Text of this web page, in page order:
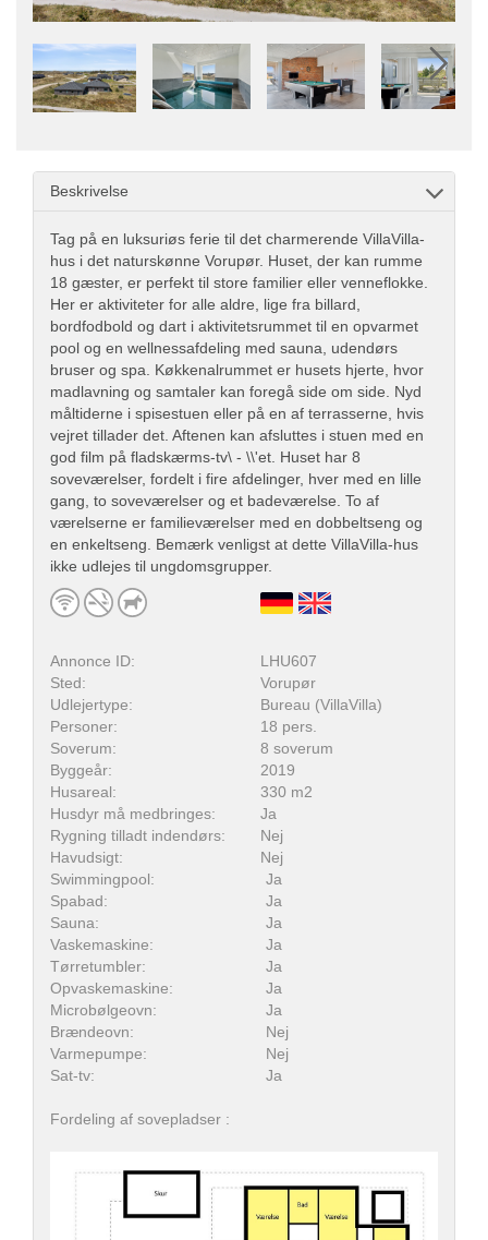
Beskrivelse
Tag på en luksuriøs ferie til det charmerende VillaVilla-
hus i det naturskønne Vorupør. Huset, der kan rumme
18 gæster, er perfekt til store familier eller venneflokke.
Her er aktiviteter for alle aldre, lige fra billard,
bordfodbold og dart i aktivitetsrummet til en opvarmet
pool og en wellnessafdeling med sauna, udendørs
bruser og spa. Køkkenalrummet er husets hjerte, hvor
madlavning og samtaler kan foregå side om side. Nyd
måltiderne i spisestuen eller på en af terrasserne, hvis
vejret tillader det. Aftenen kan afsluttes i stuen med en
god film på fladskærms-tv\ - \\'et. Huset har 8
soveværelser, fordelt i fire afdelinger, hver med en lille
gang, to soveværelser og et badeværelse. To af
værelserne er familieværelser med en dobbeltseng og
en enkeltseng. Bemærk venligst at dette VillaVilla-hus
ikke udlejes til ungdomsgrupper.
Annonce ID:
LHU607
Sted:
Vorupør
Udlejertype:
Bureau (VillaVilla)
Personer:
18 pers.
Soverum:
8 soverum
Byggeår:
2019
Husareal:
330 m2
Husdyr må medbringes:
Ja
Rygning tilladt indendørs:
Nej
Havudsigt:
Nej
Swimmingpool:
Ja
Spabad:
Ja
Sauna:
Ja
Vaskemaskine:
Ja
Tørretumbler:
Ja
Opvaskemaskine:
Ja
Microbølgeovn:
Ja
Brændeovn:
Nej
Varmepumpe:
Nej
Sat-tv:
Ja
Fordeling af sovepladser :